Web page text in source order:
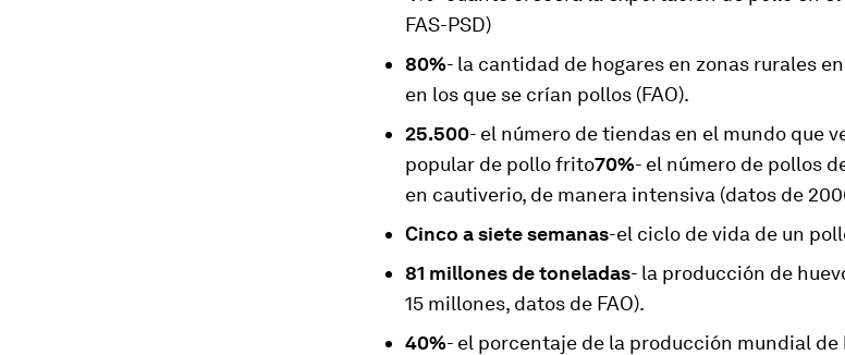
FAS-PSD)
80%- la cantidad de hogares en zonas rurales
en los que se crían pollos (FAO).
25.500- el número de tiendas en el mundo que
popular de pollo frito70%- el número de pollos
en cautiverio, de manera intensiva (datos de
Cinco a siete semanas-el ciclo de vida de un
81 millones de toneladas- la producción de
15 millones, datos de FAO).
40%- el porcentaje de la producción mundial de